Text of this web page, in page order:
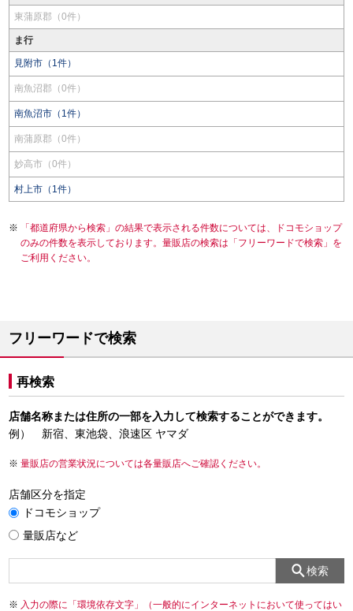
東蒲原郡（0件）
ま行
見附市（1件）
南魚沼郡（0件）
南魚沼市（1件）
南蒲原郡（0件）
妙高市（0件）
村上市（1件）
「都道府県から検索」の結果で表示される件数については、ドコモショップ
のみの件数を表示しております。量販店の検索は「フリーワードで検索」を
ご利用ください。
フリーワードで検索
再検索
店舗名称または住所の一部を入力して検索することができます。
例） 新宿、東池袋、浪速区 ヤマダ
量販店の営業状況については各量販店へご確認ください。
店舗区分を指定
ドコモショップ
量販店など
検索
入力の際に「環境依存文字」（一般的にインターネットにおいて使ってはい